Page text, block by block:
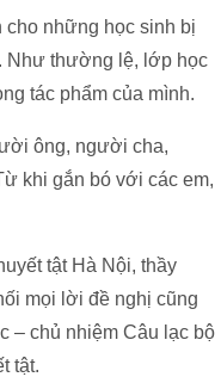
cho những học sinh bị
Như thường lệ, lớp học
tác phẩm của mình.
ông, người cha,
khi gắn bó với các em,
tật Hà Nội, thầy
mọi lời đề nghị cũng
– chủ nhiệm Câu lạc bộ
tật.